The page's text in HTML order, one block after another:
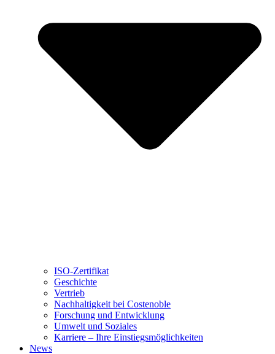
ISO-Zertifikat
Geschichte
Vertrieb
Nachhaltigkeit bei Costenoble
Forschung und Entwicklung
Umwelt und Soziales
Karriere – Ihre Einstiegsmöglichkeiten
News